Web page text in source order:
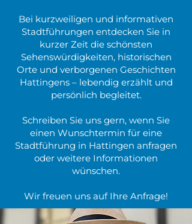
Bei kurzweiligen und informativen
Stadtführungen entdecken Sie in
kurzer Zeit die schönsten
Sehenswürdigkeiten, historischen
Orte und verborgenen Geschichten
Hattingens – lebendig erzählt und
persönlich begleitet.
Schreiben Sie uns gern, wenn Sie
einen Wunschtermin für eine
Stadtführung in Hattingen anfragen
oder weitere Informationen
wünschen.
Wir freuen uns auf Ihre Anfrage!